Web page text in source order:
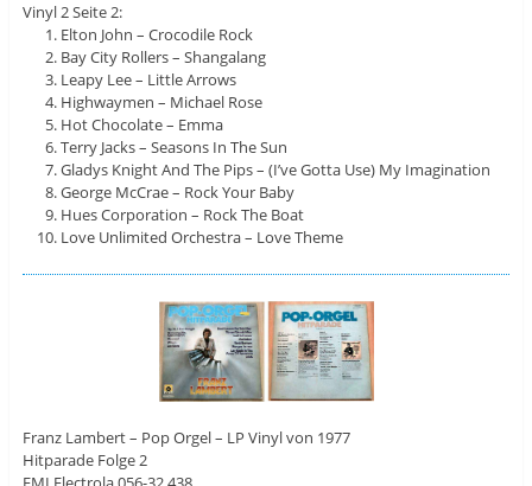
Vinyl 2 Seite 2:
Elton John – Crocodile Rock
Bay City Rollers – Shangalang
Leapy Lee – Little Arrows
Highwaymen – Michael Rose
Hot Chocolate – Emma
Terry Jacks – Seasons In The Sun
Gladys Knight And The Pips – (I’ve Gotta Use) My Imagination
George McCrae – Rock Your Baby
Hues Corporation – Rock The Boat
Love Unlimited Orchestra – Love Theme
Franz Lambert ‎– Pop Orgel – LP Vinyl von 1977
Hitparade Folge 2